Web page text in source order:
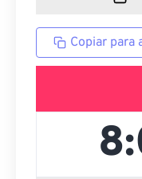
Copiar para